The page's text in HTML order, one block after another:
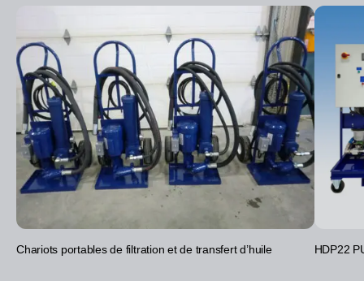
Chariots portables de filtration et de transfert d’huile HDP22